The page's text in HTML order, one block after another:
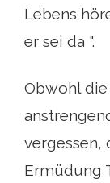
Lebens
er sei da ".
Obwohl
vergessen,
Ermüdung